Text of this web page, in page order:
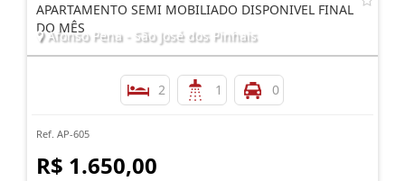
APARTAMENTO SEMI MOBILIADO DISPONIVEL FINAL
DO MÊS
Afonso Pena - São José dos Pinhais
2 1 0
Ref. AP-605
R$ 1.650,00